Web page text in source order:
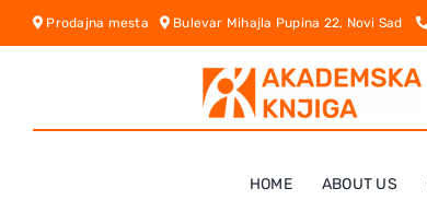
Skip
Prodajna mesta Bulevar Mihajla Pupina 22, Novi Sad
HOME ABOUT US